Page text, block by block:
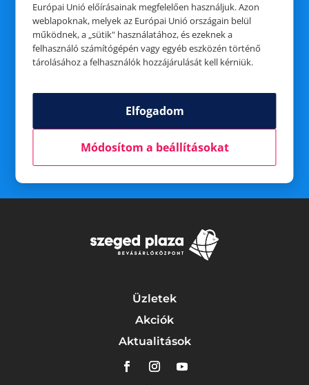
Guba Zoltán
A szerencsés nyertesekkel e-mailben vesszük fel a
kapcsolatot a nyereményátvétel részleteveivel
Üzletek
Akciók
Aktualitások
Európai Unió előírásainak megfelelően használjuk. Azon
weblapoknak, melyek az Európai Unió országain belül
működnek, a „sütik" használatához, és ezeknek a
felhasználó számítógépén vagy egyéb eszközén történő
tárolásához a felhasználók hozzájárulását kell kérniük.
Elfogadom
Módosítom a beállításokat